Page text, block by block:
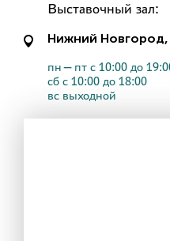
Выставочный зал:
Нижний Новгород,
пн—пт с 10:00 до
сб с 10:00 до 18:00
вс выходной